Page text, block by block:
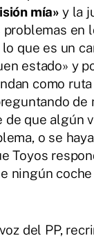
mía» y la
en
que es un
estado» y
como
de
que algún
o se
Toyos
ningún
del PP,